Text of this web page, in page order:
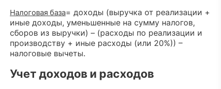
Налоговая база= доходы (выручка от реализации +
иные доходы, уменьшенные на сумму налогов,
сборов из выручки) – (расходы по реализации и
производству + иные расходы (или 20%)) –
налоговые вычеты.
Учет доходов и расходов